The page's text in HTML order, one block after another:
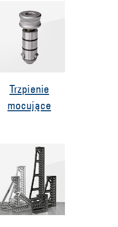
Trzpienie
mocujące